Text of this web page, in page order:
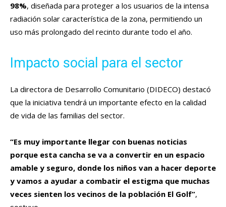
98%, diseñada para proteger a los usuarios de la intensa
radiación solar característica de la zona, permitiendo un
uso más prolongado del recinto durante todo el año.
Impacto social para el sector
La directora de Desarrollo Comunitario (DIDECO) destacó
que la iniciativa tendrá un importante efecto en la calidad
de vida de las familias del sector.
“Es muy importante llegar con buenas noticias
porque esta cancha se va a convertir en un espacio
amable y seguro, donde los niños van a hacer deporte
y vamos a ayudar a combatir el estigma que muchas
veces sienten los vecinos de la población El Golf”,